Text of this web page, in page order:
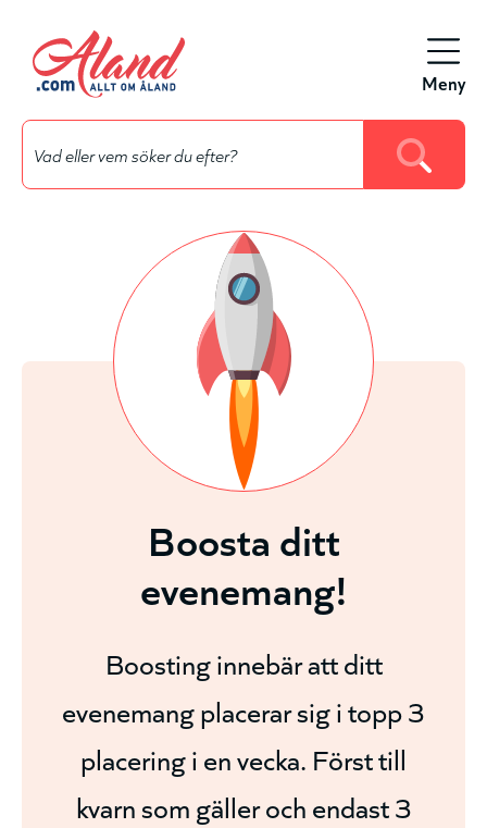
Hyppää
pääsisältöön
Meny
Boosta ditt
evenemang!
Boosting innebär att ditt
evenemang placerar sig i topp 3
placering i en vecka. Först till
kvarn som gäller och endast 3